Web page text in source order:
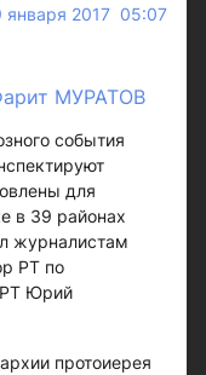
января 2017 05:07
МУРАТОВ
события
для
в 39 районах
журналистам
РТ по
Юрий
протоиерея